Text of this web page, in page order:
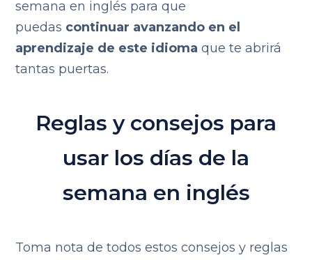
semana en inglés para que
puedas continuar avanzando en el
aprendizaje de este idioma que te abrirá
tantas puertas.
Reglas y consejos para
usar los días de la
semana en inglés
Toma nota de todos estos consejos y reglas